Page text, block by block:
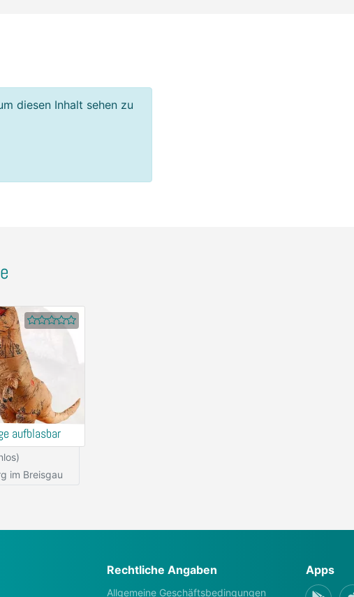
diesen Inhalt sehen zu
aufblasbar
im Breisgau
Rechtliche Angaben
Allgemeine Geschäftsbedingungen
Apps